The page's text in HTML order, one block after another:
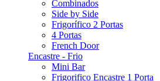
Combinados
Side by Side
Frigorífico 2 Portas
4 Portas
French Door
Encastre - Frio
Mini Bar
Frigorifico Encastre 1 Porta